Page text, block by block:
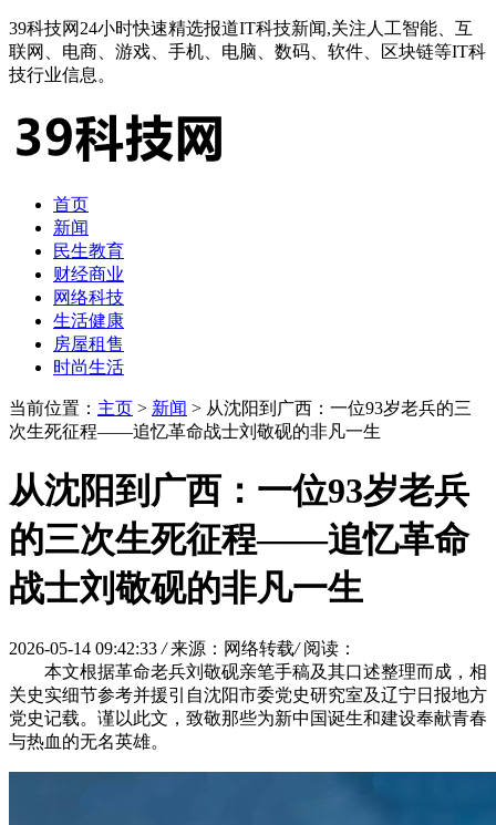
39科技网24小时快速精选报道IT科技新闻,关注人工智能、互
联网、电商、游戏、手机、电脑、数码、软件、区块链等IT科
技行业信息。
首页
新闻
民生教育
财经商业
网络科技
生活健康
房屋租售
时尚生活
当前位置： 主页 > 新闻 > 从沈阳到广西：一位93岁老兵的三
次生死征程——追忆革命战士刘敬砚的非凡一生
从沈阳到广西：一位93岁老兵
的三次生死征程——追忆革命
战士刘敬砚的非凡一生
2026-05-14 09:42:33 / 来源：网络转载/ 阅读：
本文根据革命老兵刘敬砚亲笔手稿及其口述整理而成，相
关史实细节参考并援引自沈阳市委党史研究室及辽宁日报地方
党史记载。谨以此文，致敬那些为新中国诞生和建设奉献青春
与热血的无名英雄。